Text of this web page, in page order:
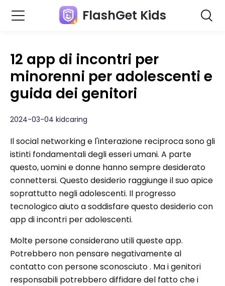
FlashGet Kids
12 app di incontri per
minorenni per adolescenti e
guida dei genitori
2024-03-04 kidcaring
Il social networking e l'interazione reciproca sono gli
istinti fondamentali degli esseri umani. A parte
questo, uomini e donne hanno sempre desiderato
connettersi. Questo desiderio raggiunge il suo apice
soprattutto negli adolescenti. Il progresso
tecnologico aiuto a soddisfare questo desiderio con
app di incontri per adolescenti.
Molte persone considerano utili queste app.
Potrebbero non pensare negativamente al
contatto con persone sconosciuto . Ma i genitori
responsabili potrebbero diffidare del fatto che i